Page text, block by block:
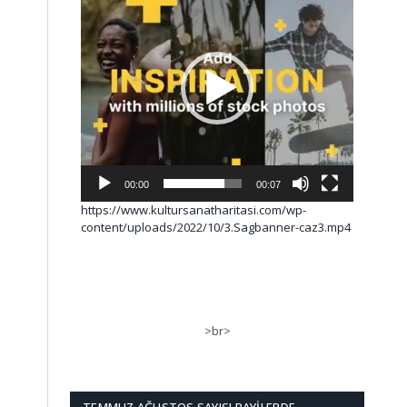
00:00 00:07
https://www.kultursanatharitasi.com/wp-
content/uploads/2022/10/3.Sagbanner-caz3.mp4
>br>